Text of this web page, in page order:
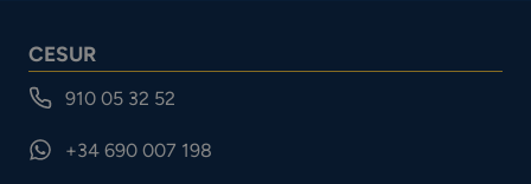
CESUR
910 05 32 52
+34 690 007 198